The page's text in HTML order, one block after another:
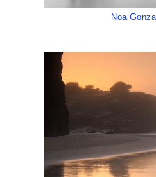
Noa